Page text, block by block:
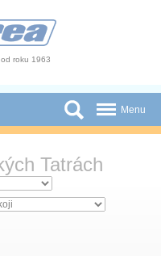
roku 1963
Menu
Tatrách